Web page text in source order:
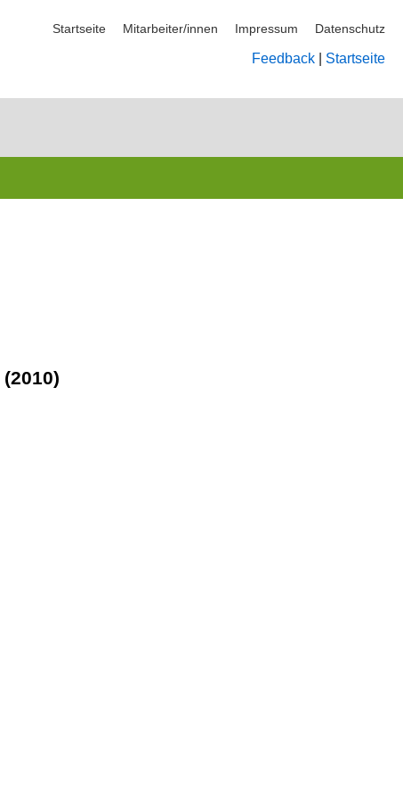
Startseite Mitarbeiter/innen Impressum Datenschutz
Feedback Startseite
(2010)